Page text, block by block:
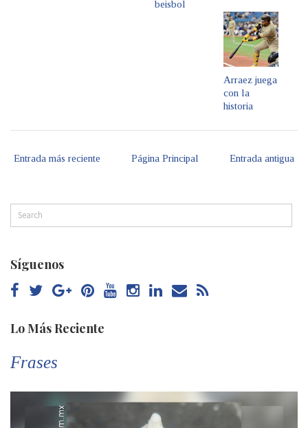
beisbol
Arraez juega
con la
historia
Entrada más reciente Entrada antigua
Página Principal
Síguenos
Lo Más Reciente
Frases